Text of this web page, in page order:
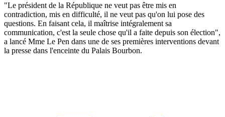
"Le président de la République ne veut pas être mis en
contradiction, mis en difficulté, il ne veut pas qu'on lui pose des
questions. En faisant cela, il maîtrise intégralement sa
communication, c'est la seule chose qu'il a faite depuis son élection",
a lancé Mme Le Pen dans une de ses premières interventions devant
la presse dans l'enceinte du Palais Bourbon.